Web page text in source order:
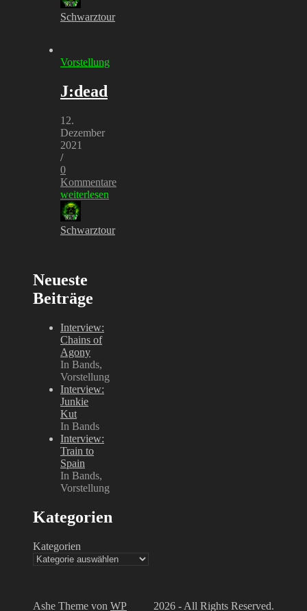
Schwarztour
Vorstellung
J:dead
12.
Dezember
2021
/
0
Kommentare
weiterlesen
Schwarztour
Neueste
Beiträge
Interview:
Chains of
Agony
In Bands,
Vorstellung
Interview:
Junkie
Kut
In Bands
Interview:
Train to
Spain
In Bands,
Vorstellung
Kategorien
Kategorien
2026 - All Rights Reserved.
Ashe Theme von WP